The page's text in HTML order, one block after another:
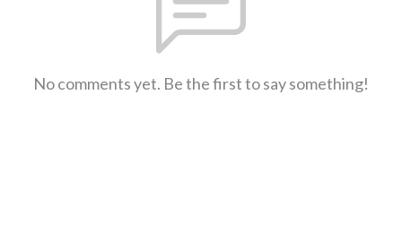
No comments yet. Be the first to say something!